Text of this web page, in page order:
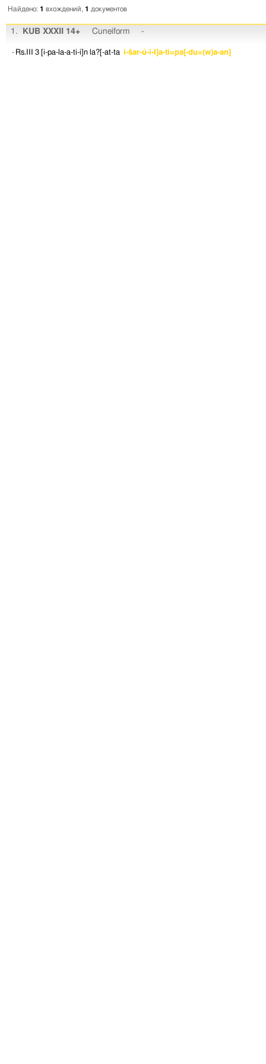
Найдено: 1 вхождений, 1 документов
1. KUB XXXII 14+ Cuneiform -
· Rs.III 3 [i-pa-la-a-ti-i]n la?[-at-ta i-šar-ú-i-l]a-ti=pa[-du=(w)a-an]